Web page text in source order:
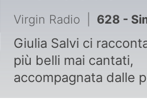
Virgin Radio 628 - Simon & Garfunkel - The
Giulia Salvi ci
più belli mai cantati,
accompagnata dalle
canzoni rock di